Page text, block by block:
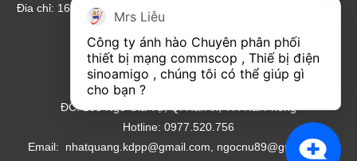
Đia chỉ: 164 Phố Chùa Láng - Phường Láng - Thành phố Hà Nội
Email: Kinhdoanhanhhao@gmail.com
Đại lý Hải Phòng
ĐC: 235 Ngô Gia Tự, Q. Hải An, TP. Hải Phòng
Hotline: 0977.520.756
Email: nhatquang.kdpp@gmail.com, ngocnu89@gmail.com
Mrs Liễu
Công ty ánh hào Chuyên phân phối
thiết bị mạng commscop , Thiế bị điện
sinoamigo , chúng tôi có thể giúp gì
cho bạn ?